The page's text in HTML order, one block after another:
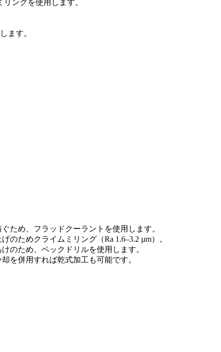
ングを使用します。
ます。
ため、フラッドクーラントを使用します。
のためクライムミリング（Ra 1.6–3.2 µm）。
のため、ペックドリルを使用します。
を併用すれば乾式加工も可能です。